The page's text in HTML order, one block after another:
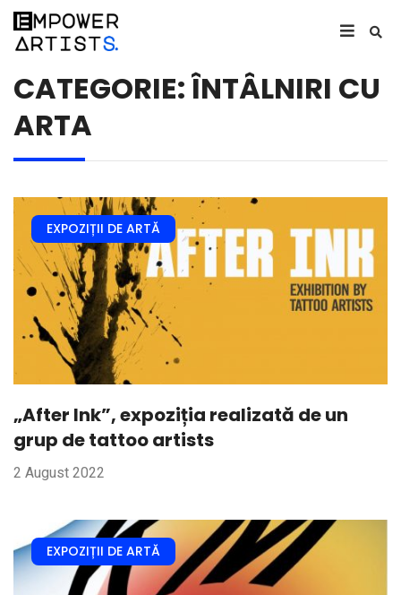
CATEGORIE: ÎNTÂLNIRI CU
ARTA
EXPOZIȚII DE ARTĂ
„After Ink”, expoziția realizată de un
grup de tattoo artists
2 August 2022
EXPOZIȚII DE ARTĂ